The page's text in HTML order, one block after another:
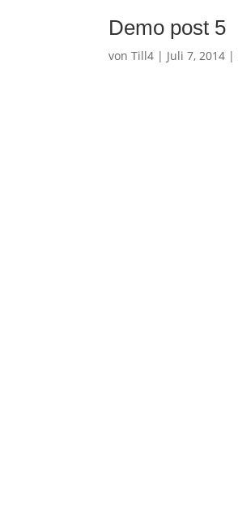
Demo post 5
vonTill4 | Juli 7, 2014 |